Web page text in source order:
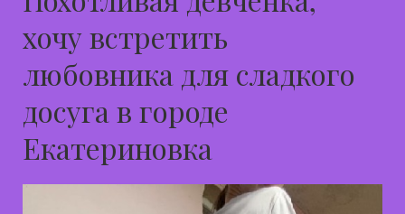
хочу встретить
любовника для сладкого
досуга в городе
Екатериновка